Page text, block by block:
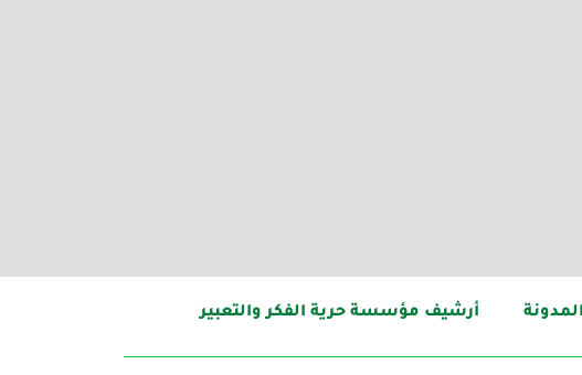
أرشيف مؤسسة حرية الفكر والتعبير